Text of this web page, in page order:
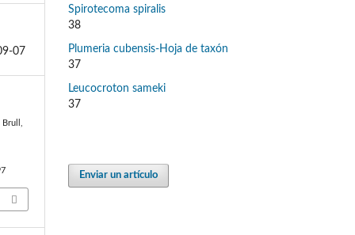
07
Brull,
Spirotecoma spiralis
38
Plumeria cubensis-Hoja de taxón
37
Leucocroton sameki
37
Enviar un artículo